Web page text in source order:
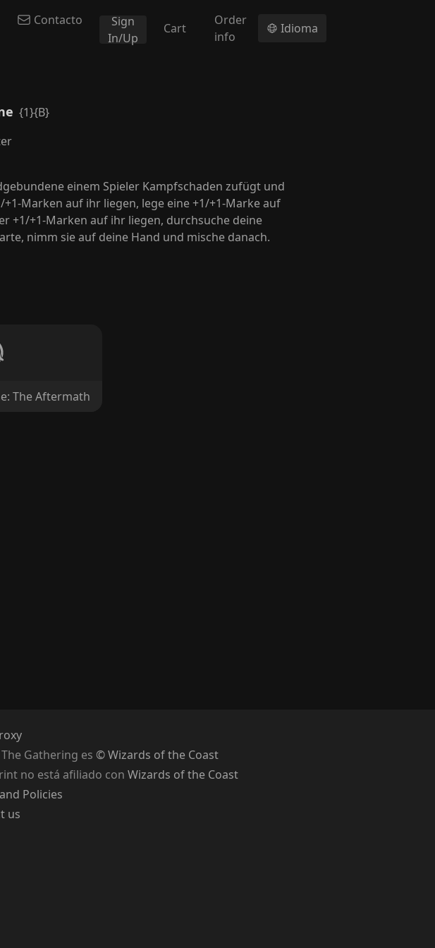
Contacto
Sign
In/Up
Cart
Order
info
Idioma
{1}{B}
einem Spieler Kampfschaden zufügt und
Marken auf ihr liegen, lege eine +1/+1-Marke auf
+1/+1-Marken auf ihr liegen, durchsuche deine
nimm sie auf deine Hand und mische danach.
The Aftermath
Gathering es © Wizards of the Coast
no está afiliado con Wizards of the Coast
Policies
us